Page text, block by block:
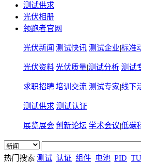
测试供求
光伏相册
领跑者官网
光伏新闻 |测试快讯 测试企业|标准
光伏资料|光伏质量|测试分析 测试
求职招聘|培训交流 测试专家|线下
测试供求 测试认证
展览展会|创新论坛 学术会议|低碳
热门搜索 测试 认证 组件 电池 PID